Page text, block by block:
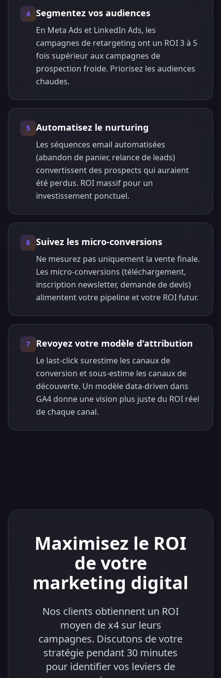
4 Segmentez vos audiences
En Meta Ads et LinkedIn Ads, les
campagnes de retargeting ont un ROI 3 à 5
fois supérieur aux campagnes de
prospection froide. Priorisez les audiences
chaudes.
5 Automatisez le nurturing
Les séquences email automatisées
(abandon de panier, relance de leads)
convertissent des prospects qui auraient
été perdus. ROI massif pour un
investissement ponctuel.
6 Suivez les micro-conversions
Ne mesurez pas uniquement la vente finale.
Les micro-conversions (téléchargement,
inscription newsletter, demande de devis)
alimentent votre pipeline et votre ROI futur.
7 Revoyez votre modèle d'attribution
Le last-click surestime les canaux de
conversion et sous-estime les canaux de
découverte. Un modèle data-driven dans
GA4 donne une vision plus juste du ROI réel
de chaque canal.
Maximisez le ROI
de votre
marketing digital
Nos clients obtiennent un ROI
moyen de x4 sur leurs
campagnes. Discutons de votre
stratégie pendant 30 minutes
pour identifier vos leviers de